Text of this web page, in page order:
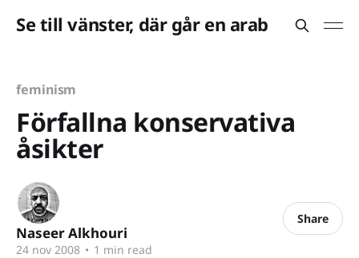
Se till vänster, där går en arab
feminism
Förfallna konservativa
åsikter
Naseer Alkhouri
24 nov 2008 • 1 min read
Share